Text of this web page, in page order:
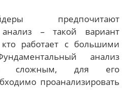
предпочитают
– такой вариант
работает с большими
анализ
сложным, для его
проанализировать